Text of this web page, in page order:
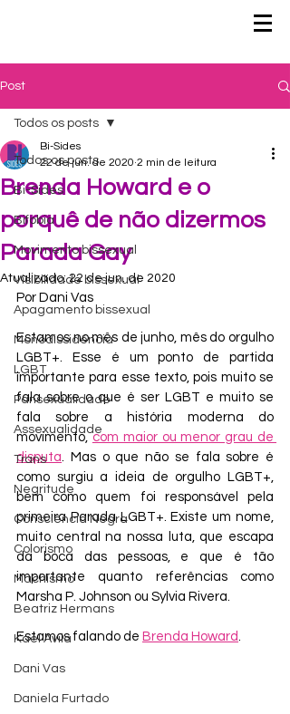
Post
Todos os posts
Bi-Sides
Bifobia
Movimento bissexual
Visibilidade bissexual
Apagamento bissexual
Monodissidência
LGBT
Pansexualidade
Assexualidade
Trans
Negritude
Consciência Negra
Colorismo
Machismo
Beatriz Hermans
Kael Avila
Dani Vas
Daniela Furtado
Todos os posts
Brenda Howard e o
porquê de não dizermos
Parada Gay
Bi-Sides
22 de jun. de 2020 2 min de leitura
Atualizado:22 de jun. de 2020
Por Dani Vas
Estamos no mês de junho, mês do orgulho
LGBT+. Esse é um ponto de partida
importante para esse texto, pois muito se
fala sobre o que é ser LGBT e muito se
fala sobre a história moderna do
movimento, com maior ou menor grau de
disputa. Mas o que não se fala sobre é
como surgiu a ideia de orgulho LGBT+,
bem como quem foi responsável pela
primeira Parada LGBT+. Existe um nome,
muito central na nossa luta, que escapa
da boca das pessoas, e que é tão
importante quanto referências como
Marsha P. Johnson ou Sylvia Rivera.
Estamos falando de Brenda Howard.